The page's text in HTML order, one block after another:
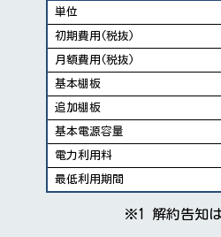
単位
初期費用(税抜)
月額費用(税抜)
基本棚板
追加棚板
基本電源容量
電力利用料
最低利用期間
※1 解約告知